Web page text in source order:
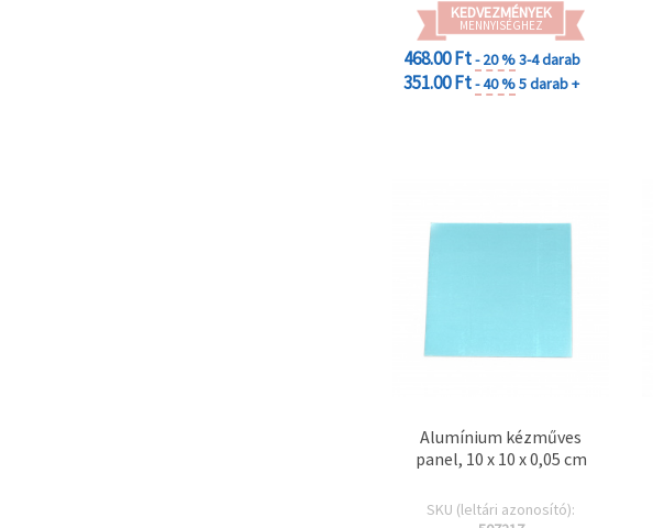
KEDVEZMÉNYEK
MENNYISÉGHEZ
468.00 Ft- 20 %3-4 darab
351.00 Ft- 40 %5 darab +
Alumínium kézműves
panel, 10 x 10 x 0,05 cm
SKU (leltári azonosító):